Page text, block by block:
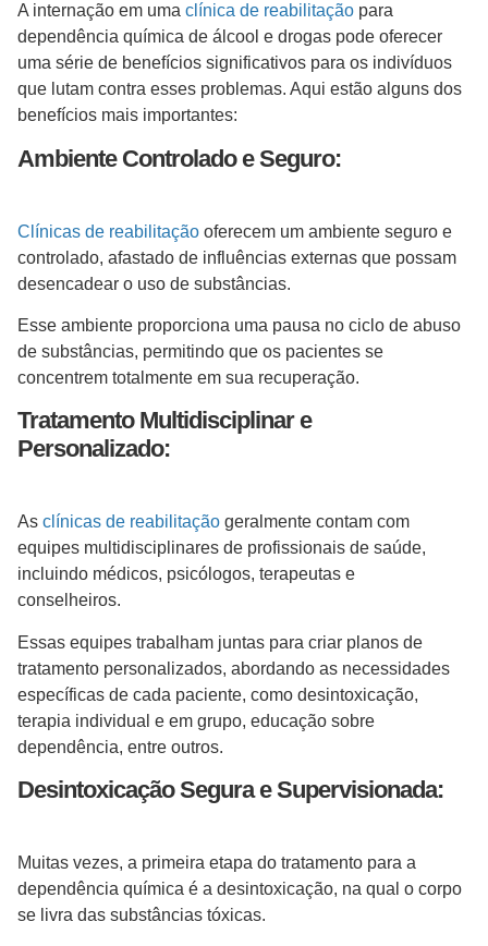
A internação em uma clínica de reabilitação para
dependência química de álcool e drogas pode oferecer
uma série de benefícios significativos para os indivíduos
que lutam contra esses problemas. Aqui estão alguns dos
benefícios mais importantes:
Ambiente Controlado e Seguro:
Clínicas de reabilitação oferecem um ambiente seguro e
controlado, afastado de influências externas que possam
desencadear o uso de substâncias.
Esse ambiente proporciona uma pausa no ciclo de abuso
de substâncias, permitindo que os pacientes se
concentrem totalmente em sua recuperação.
Tratamento Multidisciplinar e
Personalizado:
As clínicas de reabilitação geralmente contam com
equipes multidisciplinares de profissionais de saúde,
incluindo médicos, psicólogos, terapeutas e
conselheiros.
Essas equipes trabalham juntas para criar planos de
tratamento personalizados, abordando as necessidades
específicas de cada paciente, como desintoxicação,
terapia individual e em grupo, educação sobre
dependência, entre outros.
Desintoxicação Segura e Supervisionada:
Muitas vezes, a primeira etapa do tratamento para a
dependência química é a desintoxicação, na qual o corpo
se livra das substâncias tóxicas.